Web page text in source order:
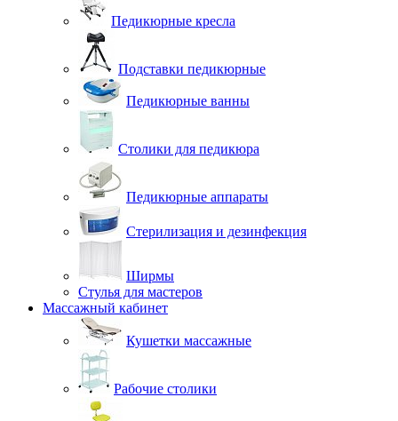
Педикюрные кресла
Подставки педикюрные
Педикюрные ванны
Столики для педикюра
Педикюрные аппараты
Стерилизация и дезинфекция
Ширмы
Стулья для мастеров
Массажный кабинет
Кушетки массажные
Рабочие столики